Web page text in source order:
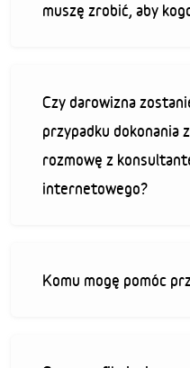
muszę zrobić, aby
Czy darowizna
przypadku dokonania
rozmowę z
internetowego?
Komu mogę pomóc